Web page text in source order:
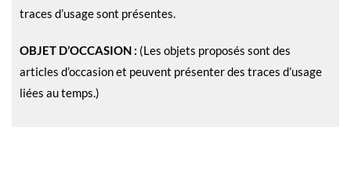
traces d’usage sont présentes.
OBJET D’OCCASION : (Les objets proposés sont des
articles d’occasion et peuvent présenter des traces d’usage
liées au temps.)